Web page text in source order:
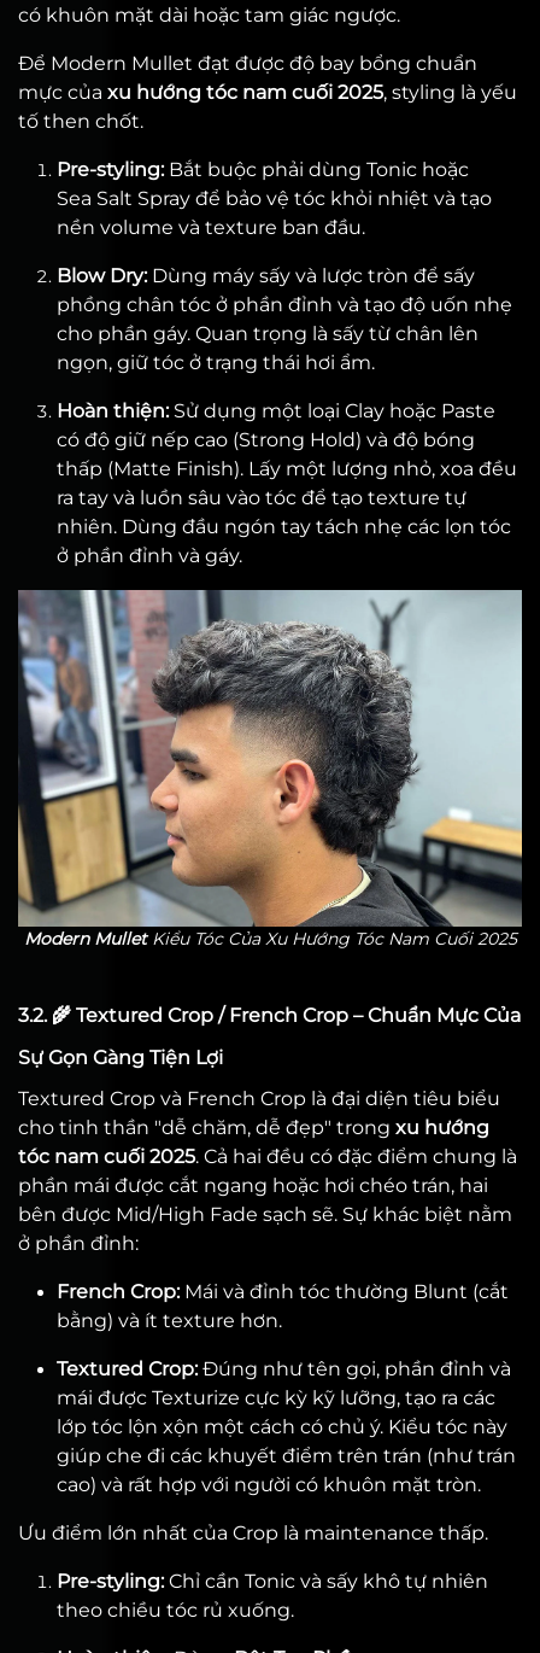
có khuôn mặt dài hoặc tam giác ngược.
Để Modern Mullet đạt được độ bay bổng chuẩn
mực của xu hướng tóc nam cuối 2025, styling là yếu
tố then chốt.
Pre-styling:Bắt buộc phải dùng Tonic hoặc
Sea Salt Spray để bảo vệ tóc khỏi nhiệt và tạo
nền volume và texture ban đầu.
Blow Dry:Dùng máy sấy và lược tròn để sấy
phồng chân tóc ở phần đỉnh và tạo độ uốn nhẹ
cho phần gáy. Quan trọng là sấy từ chân lên
ngọn, giữ tóc ở trạng thái hơi ẩm.
Hoàn thiện:Sử dụng một loại Clay hoặc Paste
có độ giữ nếp cao (Strong Hold) và độ bóng
thấp (Matte Finish). Lấy một lượng nhỏ, xoa đều
ra tay và luồn sâu vào tóc để tạo texture tự
nhiên. Dùng đầu ngón tay tách nhẹ các lọn tóc
ở phần đỉnh và gáy.
Modern MulletKiểu Tóc Của Xu Hướng Tóc Nam Cuối 2025
3.2. 🌾 Textured Crop / French Crop – Chuẩn Mực Của
Sự Gọn Gàng Tiện Lợi
Textured Crop và French Crop là đại diện tiêu biểu
cho tinh thần "dễ chăm, dễ đẹp" trong xu hướng
tóc nam cuối 2025. Cả hai đều có đặc điểm chung là
phần mái được cắt ngang hoặc hơi chéo trán, hai
bên được Mid/High Fade sạch sẽ. Sự khác biệt nằm
ở phần đỉnh:
French Crop:Mái và đỉnh tóc thường Blunt (cắt
bằng) và ít texture hơn.
Textured Crop:Đúng như tên gọi, phần đỉnh và
mái được Texturize cực kỳ kỹ lưỡng, tạo ra các
lớp tóc lộn xộn một cách có chủ ý. Kiểu tóc này
giúp che đi các khuyết điểm trên trán (như trán
cao) và rất hợp với người có khuôn mặt tròn.
Ưu điểm lớn nhất của Crop là maintenance thấp.
Pre-styling:Chỉ cần Tonic và sấy khô tự nhiên
theo chiều tóc rủ xuống.